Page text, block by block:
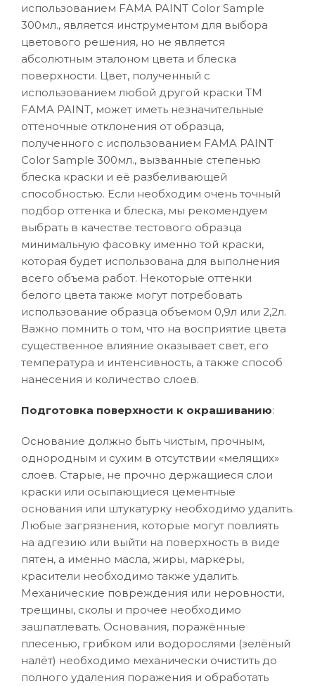
использованием FAMA PAINT Color Sample
300мл., является инструментом для выбора
цветового решения, но не является
абсолютным эталоном цвета и блеска
поверхности. Цвет, полученный с
использованием любой другой краски ТМ
FAMA PAINT, может иметь незначительные
оттеночные отклонения от образца,
полученного с использованием FAMA PAINT
Color Sample 300мл., вызванные степенью
блеска краски и её разбеливающей
способностью. Если необходим очень точный
подбор оттенка и блеска, мы рекомендуем
выбрать в качестве тестового образца
минимальную фасовку именно той краски,
которая будет использована для выполнения
всего объема работ. Некоторые оттенки
белого цвета также могут потребовать
использование образца объемом 0,9л или 2,2л.
Важно помнить о том, что на восприятие цвета
существенное влияние оказывает свет, его
температура и интенсивность, а также способ
нанесения и количество слоев.
Подготовка поверхности к окрашиванию:
Основание должно быть чистым, прочным,
однородным и сухим в отсутствии «мелящих»
слоев. Старые, не прочно держащиеся слои
краски или осыпающиеся цементные
основания или штукатурку необходимо удалить.
Любые загрязнения, которые могут повлиять
на адгезию или выйти на поверхность в виде
пятен, а именно масла, жиры, маркеры,
красители необходимо также удалить.
Механические повреждения или неровности,
трещины, сколы и прочее необходимо
зашпатлевать. Основания, поражённые
плесенью, грибком или водорослями (зелёный
налёт) необходимо механически очистить до
полного удаления поражения и обработать